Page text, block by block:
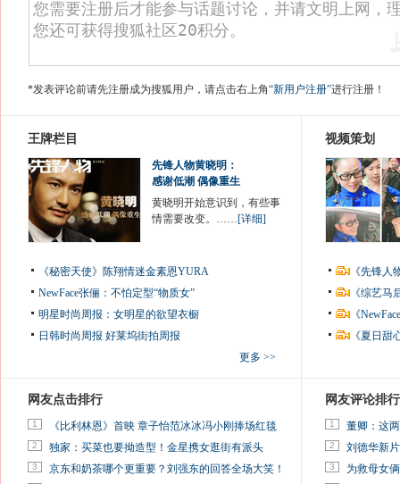
*发表评论前请先注册成为搜狐用户，请点击右上角“新用户注册”进行注册！
王牌栏目
先锋人物黄晓明：
感谢低潮 偶像重生
黄晓明开始意识到，有些事
情需要改变。……[详细]
《秘密天使》陈翔情迷金素恩YURA
NewFace张俪：不怕定型“物质女”
明星时尚周报：女明星的欲望衣橱
日韩时尚周报 好莱坞街拍周报
更多 >>
视频策划
《先锋
《综艺
《
《夏日
网友点击排行
1 《比利林恩》首映 章子怡范冰冰冯小刚捧场红毯
2 独家：买菜也要拗造型！金星携女逛街有派头
3 京东和奶茶哪个更重要？刘强东的回答全场大笑！
网友评论排行
1 董卿：这
2 刘德华新
3 为救母女